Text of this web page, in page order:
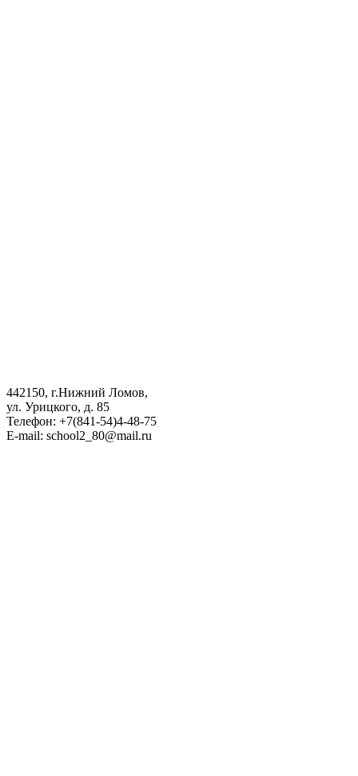
442150, г.Нижний Ломов,
ул. Урицкого, д. 85
Телефон: +7(841-54)4-48-75
E-mail: school2_80@mail.ru